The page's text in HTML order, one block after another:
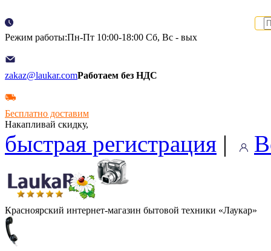
Режим работы:Пн-Пт 10:00-18:00 Сб, Вс - вых
zakaz@laukar.comРаботаем без НДС
Бесплатно доставим
Накапливай скидку,
быстрая регистрация |
Красноярский интернет-магазин бытовой техники «Лаукар»